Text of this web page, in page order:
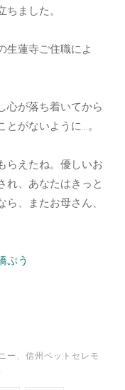
ました。
生蓮寺ご住職によ
心が落ち着いてから
がないように…。
らえたね。優しいお
れ、あなたはきっと
、またお母さん、
ぷう
ー
信州ペットセレモ